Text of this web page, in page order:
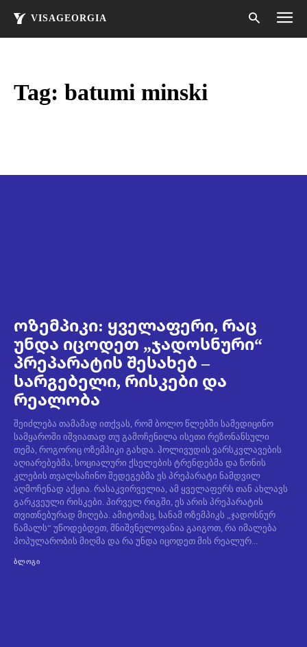
VISAGEORGIA
Tag: batumi minski
ოზემპიკი: ყველაფერი, რაც
უნდა იცოდეთ „ჯადოსნური“
პრეპარატის შესახებ –
სარგებელი, რისკები და
რეალობა
შეიძლება თამამად ითქვას, რომ ბოლო წლებში სამედიცინო
სამყაროში იშვიათად თუ გამოჩენილა ისეთი რეზონანსული
თემა, როგორიც ოზემპიკი გახდა. ჰოლივუდის ვარსკვლავების
აღიარებებმა, სოციალური ქსელების ტრენდებმა და წონის
კლების თვალსაჩინო შედეგებმა ეს პრეპარატი ნამდვილ
აღმოჩენად აქცია. რასაკვირველია, ამ ყველაფერს თან ახლავს
გარკვეული რისკები. პირველ რიგში, ეს არის პრეპარატის
თვითნებურად მიღება. ამიტომაც, სანამ ოზემპიკს „ჯადოსნურ
წამალს“ უწოდებდეთ, მნიშვნელოვანია გაიგოთ, რა იმალება
პოპულარობის მიღმა და რა უნდა იცოდეთ მის რეალურ...
ᲑᲚᲝᲒᲘ